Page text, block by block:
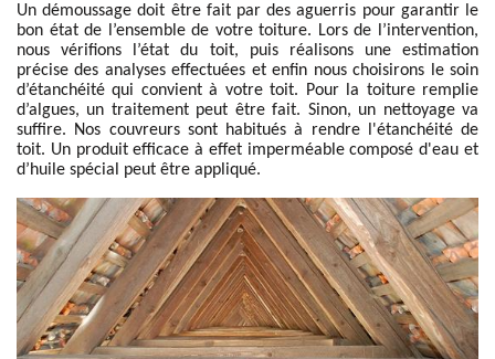
Un démoussage doit être fait par des aguerris pour garantir le
bon état de l’ensemble de votre toiture. Lors de l’intervention,
nous vérifions l’état du toit, puis réalisons une estimation
précise des analyses effectuées et enfin nous choisirons le soin
d’étanchéité qui convient à votre toit. Pour la toiture remplie
d’algues, un traitement peut être fait. Sinon, un nettoyage va
suffire. Nos couvreurs sont habitués à rendre l'étanchéité de
toit. Un produit efficace à effet imperméable composé d'eau et
d’huile spécial peut être appliqué.